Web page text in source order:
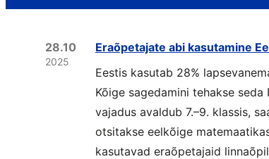
28.10
2025
Eraõpetajate abi kasutamine
Eestis kasutab 28%
Kõige sagedamini tehakse
vajadus avaldub 7.–9. klassis,
otsitakse eelkõige
kasutavad eraõpetajaid